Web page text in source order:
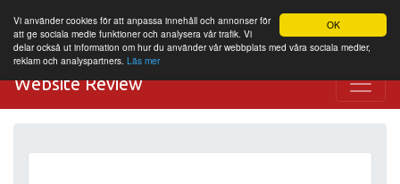
OK
Vi använder cookies för att anpassa innehåll och annonser för
att ge sociala medie funktioner och analysera vår trafik. Vi
delar också ut information om hur du använder vår webbplats med våra sociala medier,
reklam och analyspartners. Läs mer
Website Review